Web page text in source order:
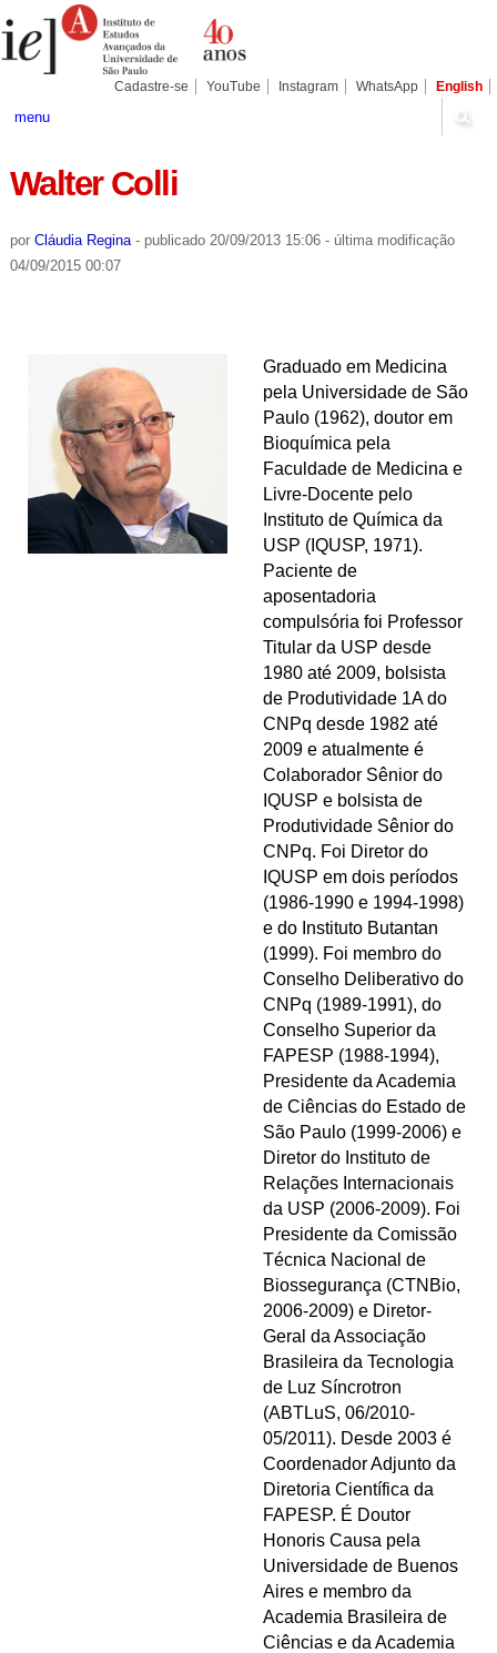
para
conteúdo.
Pessoais
Cadastre-se YouTube Instagram WhatsApp English
menu
Walter Colli
por Cláudia Regina - publicado20/09/2013 15:06 - última modificação
04/09/2015 00:07
Graduado em Medicina
pela Universidade de São
Paulo (1962), doutor em
Bioquímica pela
Faculdade de Medicina e
Livre-Docente pelo
Instituto de Química da
USP (IQUSP, 1971).
Paciente de
aposentadoria
compulsória foi Professor
Titular da USP desde
1980 até 2009, bolsista
de Produtividade 1A do
CNPq desde 1982 até
2009 e atualmente é
Colaborador Sênior do
IQUSP e bolsista de
Produtividade Sênior do
CNPq. Foi Diretor do
IQUSP em dois períodos
(1986-1990 e 1994-1998)
e do Instituto Butantan
(1999). Foi membro do
Conselho Deliberativo do
CNPq (1989-1991), do
Conselho Superior da
FAPESP (1988-1994),
Presidente da Academia
de Ciências do Estado de
São Paulo (1999-2006) e
Diretor do Instituto de
Relações Internacionais
da USP (2006-2009). Foi
Presidente da Comissão
Técnica Nacional de
Biossegurança (CTNBio,
2006-2009) e Diretor-
Geral da Associação
Brasileira da Tecnologia
de Luz Síncrotron
(ABTLuS, 06/2010-
05/2011). Desde 2003 é
Coordenador Adjunto da
Diretoria Científica da
FAPESP. É Doutor
Honoris Causa pela
Universidade de Buenos
Aires e membro da
Academia Brasileira de
Ciências e da Academia